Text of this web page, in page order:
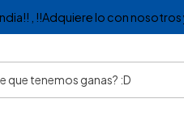
, !!Adquiere lo con